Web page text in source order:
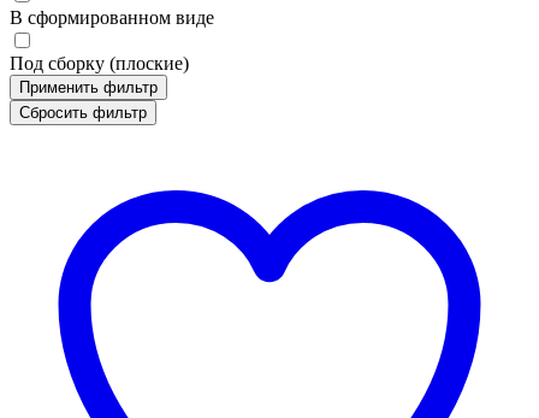
В сформированном виде
Под сборку (плоские)
Применить фильтр
Сбросить фильтр